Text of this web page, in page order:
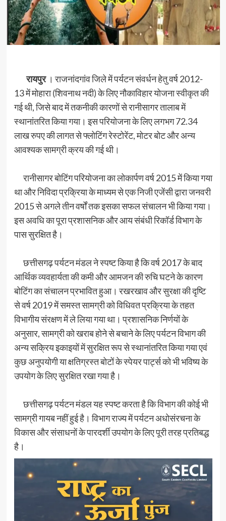
रायपुर। राजनांदगांव जिले में पर्यटन संवर्धन हेतु वर्ष 2012-
13 में मोहारा (शिवनाथ नदी) के लिए नौकाविहार योजना स्वीकृत की
गई थी, जिसे बाद में तकनीकी कारणों से रानीसागर तालाब में
स्थानांतरित किया गया। इस परियोजना के लिए लगभग 72.34
लाख रुपए की लागत से फ्लोटिंग रेस्टोरेंट, मोटर बोट और अन्य
आवश्यक सामग्री क्रय की गई थी।
रानीसागर बोटिंग परियोजना का लोकार्पण वर्ष 2015 में किया गया
था और निविदा प्रक्रिया के माध्यम से एक निजी एजेंसी द्वारा जनवरी
2015 से अगले तीन वर्षों तक इसका सफल संचालन भी किया गया।
इस अवधि का पूरा प्रशासनिक और आय संबंधी रिकॉर्ड विभाग के
पास सुरक्षित है।
छत्तीसगढ़ पर्यटन मंडल ने स्पष्ट किया है कि वर्ष 2017 के बाद
आर्थिक व्यवहार्यता की कमी और आमजन की रुचि घटने के कारण
बोटिंग का संचालन प्रभावित हुआ। रखरखाव और सुरक्षा की दृष्टि
से वर्ष 2019 में समस्त सामग्री को विधिवत प्रक्रिया के तहत
विभागीय संरक्षण में ले लिया गया था। प्रशासनिक निर्णयों के
अनुसार, सामग्री को खराब होने से बचाने के लिए पर्यटन विभाग की
अन्य सक्रिय इकाइयों में सुरक्षित रूप से स्थानांतरित किया गया एवं
कुछ अनुपयोगी या क्षतिग्रस्त बोटों के स्पेयर पार्ट्स को भी भविष्य के
उपयोग के लिए सुरक्षित रखा गया है।
छत्तीसगढ़ पर्यटन मंडल यह स्पष्ट करता है कि विभाग की कोई भी
सामग्री गायब नहीं हुई है। विभाग राज्य में पर्यटन अधोसंरचना के
विकास और संसाधनों के पारदर्शी उपयोग के लिए पूरी तरह प्रतिबद्ध
है।